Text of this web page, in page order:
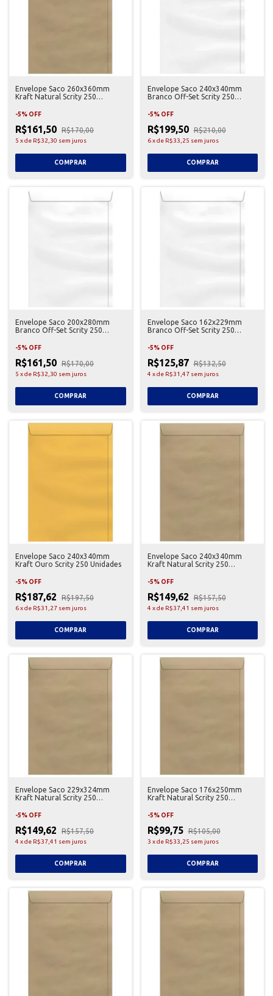
Envelope Saco 260x360mm
Kraft Natural Scrity 250
-5% OFF
R$161,50 R$170,00
5 xde R$32,30 sem juros
Envelope Saco 240x340mm
Branco Off-Set Scrity 250
-5% OFF
R$199,50 R$210,00
6 xde R$33,25 sem juros
Envelope Saco 200x280mm
Branco Off-Set Scrity 250
-5% OFF
R$161,50 R$170,00
5 xde R$32,30 sem juros
Envelope Saco 162x229mm
Branco Off-Set Scrity 250
-5% OFF
R$125,87 R$132,50
4 xde R$31,47 sem juros
Envelope Saco 240x340mm
Kraft Ouro Scrity 250 Unidades
-5% OFF
R$187,62 R$197,50
6xde R$31,27 sem juros
Envelope Saco 240x340mm
Kraft Natural Scrity 250
-5% OFF
R$149,62 R$157,50
4 xde R$37,41 sem juros
Envelope Saco 229x324mm
Kraft Natural Scrity 250
-5% OFF
R$149,62 R$157,50
4 xde R$37,41 sem juros
Envelope Saco 176x250mm
Kraft Natural Scrity 250
-5% OFF
R$99,75 R$105,00
3 xde R$33,25 sem juros